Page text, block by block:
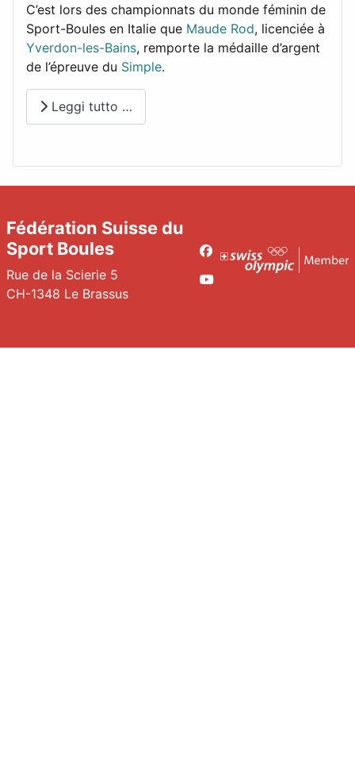
C’est lors des championnats du monde féminin de
Sport-Boules en Italie que Maude Rod, licenciée à
Yverdon-les-Bains, remporte la médaille d’argent
de l’épreuve du Simple.
Leggi tutto …
Fédération Suisse du
Sport Boules
Rue de la Scierie 5
CH-1348 Le Brassus
Facebook